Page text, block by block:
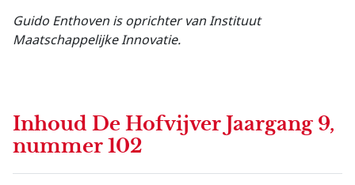
Guido Enthoven is oprichter van Instituut
Maatschappelijke Innovatie.
Inhoud De Hofvijver Jaargang 9,
nummer 102